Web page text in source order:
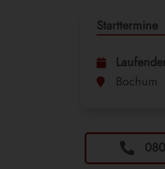
Starttermine

 Bochum
